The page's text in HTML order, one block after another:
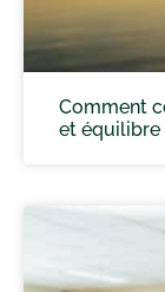
Comment
et équilibre